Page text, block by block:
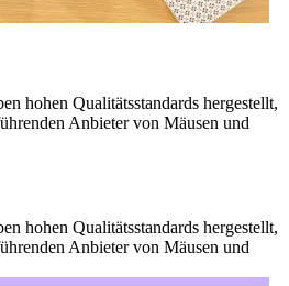
hohen Qualitätsstandards hergestellt,
Anbieter von Mäusen und
hohen Qualitätsstandards hergestellt,
Anbieter von Mäusen und